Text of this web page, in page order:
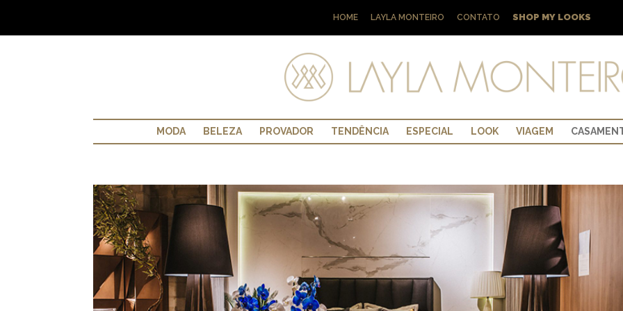
HOME LAYLA MONTEIRO CONTATO SHOP MY LOOKS
MODA BELEZA PROVADOR TENDÊNCIA ESPECIAL LOOK VIAGEM